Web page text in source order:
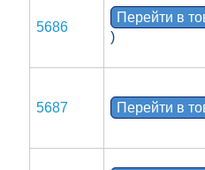
5686
Перейти в
)
5687 Перейти в